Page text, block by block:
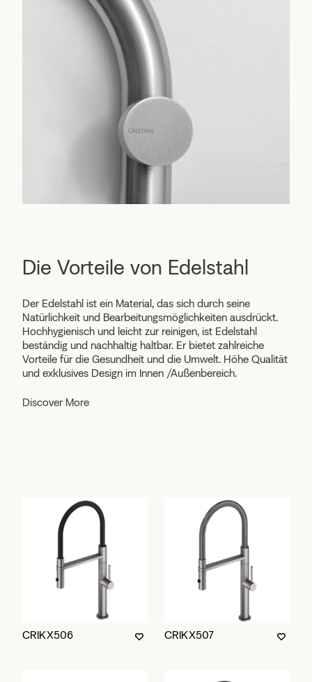
Die Vorteile von Edelstahl
Der Edelstahl ist ein Material, das sich durch seine
Natürlichkeit und Bearbeitungsmöglichkeiten ausdrückt.
Hochhygienisch und leicht zur reinigen, ist Edelstahl
beständig und nachhaltig haltbar. Er bietet zahlreiche
Vorteile für die Gesundheit und die Umwelt. Höhe Qualität
und exklusives Design im Innen /Außenbereich.
Discover More
CRIKX506 CRIKX507